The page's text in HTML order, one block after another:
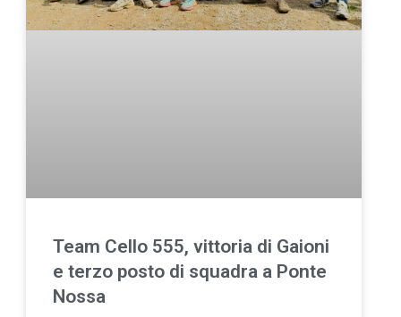
Team Cello 555, vittoria di Gaioni
e terzo posto di squadra a Ponte
Nossa